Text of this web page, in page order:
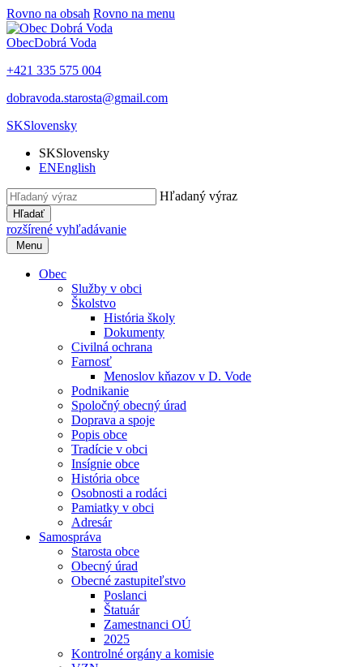
Rovno na obsah Rovno na menu
ObecDobrá Voda
+421 335 575 004
dobravoda.starosta@gmail.com
SKSlovensky
SKSlovensky
ENEnglish
Hľadaný výraz
Hľadať
rozšírené vyhľadávanie
Menu
Obec
Služby v obci
Školstvo
História školy
Dokumenty
Civilná ochrana
Farnosť
Menoslov kňazov v D. Vode
Podnikanie
Spoločný obecný úrad
Doprava a spoje
Popis obce
Tradície v obci
Insígnie obce
História obce
Osobnosti a rodáci
Pamiatky v obci
Adresár
Samospráva
Starosta obce
Obecný úrad
Obecné zastupiteľstvo
Poslanci
Štatuár
Zamestnanci OÚ
2025
Kontrolné orgány a komisie